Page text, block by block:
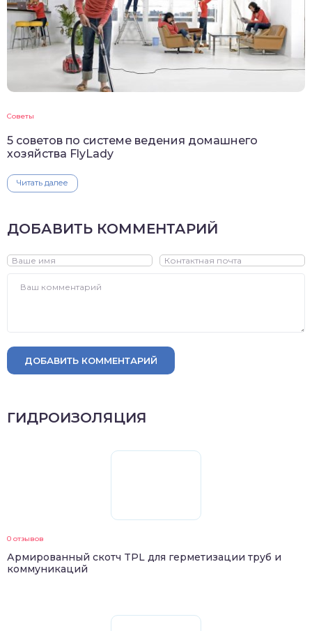
Советы
5 советов по системе ведения домашнего
хозяйства FlyLady
Читать далее
ДОБАВИТЬ КОММЕНТАРИЙ
ДОБАВИТЬ КОММЕНТАРИЙ
ГИДРОИЗОЛЯЦИЯ
0 отзывов
Армированный скотч TPL для герметизации труб и
коммуникаций